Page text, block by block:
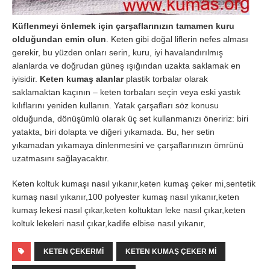
Küflenmeyi önlemek için çarşaflarınızın tamamen kuru
olduğundan emin olun . Keten gibi doğal liflerin nefes alması
gerekir, bu yüzden onları serin, kuru, iyi havalandırılmış
alanlarda ve doğrudan güneş ışığından uzakta saklamak en
iyisidir. Keten kumaş alanlarplastik torbalar olarak
saklamaktan kaçının – keten torbaları seçin veya eski yastık
kılıflarını yeniden kullanın. Yatak çarşafları söz konusu
olduğunda, dönüşümlü olarak üç set kullanmanızı öneririz: biri
yatakta, biri dolapta ve diğeri yıkamada. Bu, her setin
yıkamadan yıkamaya dinlenmesini ve çarşaflarınızın ömrünü
uzatmasını sağlayacaktır.
Keten koltuk kumaşı nasıl yıkanır,keten kumaş çeker mi,sentetik
kumaş nasıl yıkanır,100 polyester kumaş nasıl yıkanır,keten
kumaş lekesi nasıl çıkar,keten koltuktan leke nasıl çıkar,keten
koltuk lekeleri nasıl çıkar,kadife elbise nasıl yıkanır,
KETEN ÇEKERMI KETEN KUMAŞ ÇEKER MI